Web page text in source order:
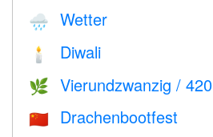
🌧 Wetter
🕯 Diwali
🌿 Vierundzwanzig / 420
🇨🇳 Drachenbootfest